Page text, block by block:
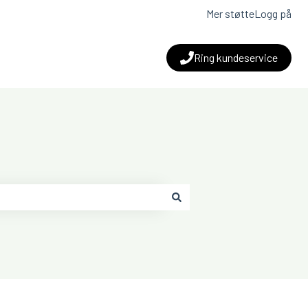
Mer støtteLogg på
Ring kundeservice